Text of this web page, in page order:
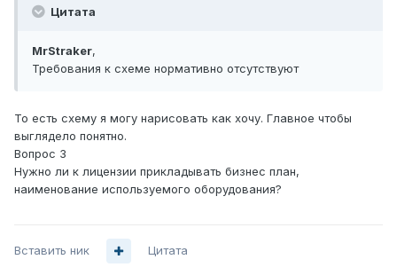
Цитата
MrStraker,
Требования к схеме нормативно отсутствуют
То есть схему я могу нарисовать как хочу. Главное чтобы
выглядело понятно.
Вопрос 3
Нужно ли к лицензии прикладывать бизнес план,
наименование используемого оборудования?
Вставить ник Цитата